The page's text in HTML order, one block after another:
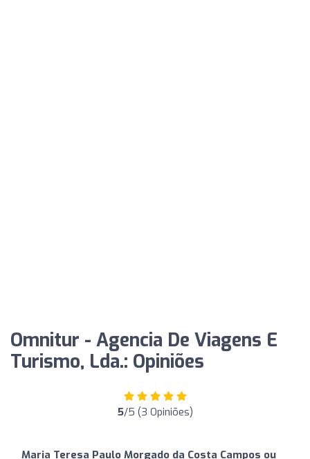
Omnitur - Agencia De Viagens E
Turismo, Lda.: Opiniões
5/5 (3 Opiniões)
Maria Teresa Paulo Morgado da Costa Campos ou